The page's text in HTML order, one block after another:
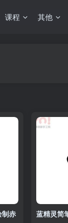
课程 其他
赤
蓝精灵简